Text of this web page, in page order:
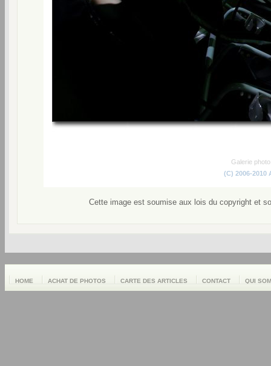
Galerie
(C) 2006-2010
Cette image est soumise aux lois du copyright et
HOME ACHAT DE PHOTOS CARTE DES ARTICLES CONTACT QUI